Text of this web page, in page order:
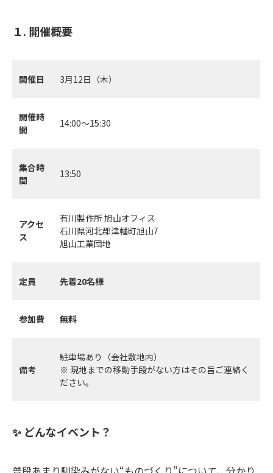
１. 開催概要
開催日 3月12日（木）
開催時
間
14:00～15:30
集合時
間
13:50
アクセ
ス
有川製作所 旭山オフィス
石川県河北郡津幡町旭山7
旭山工業団地
定員 先着20名様
参加費 無料
備考
駐車場あり（会社敷地内）
※ 現地までの移動手段がない方はその旨ご連絡く
ださい。
✨ どんなイベント？